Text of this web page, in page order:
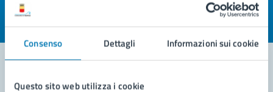
Consenso Dettagli Informazioni sui cookie
Questo sito web utilizza i cookie
Valuta la chiarezza delle informazioni (da 1 a 5 stelle)
Seleziona il numero di stelle per valutare la chiarezza delle